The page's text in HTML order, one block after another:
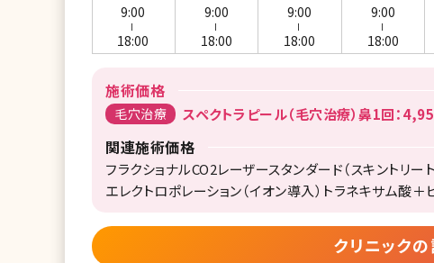
9:00
18:00
9:00
18:00
9:00
18:00
9:00
18:00
施術価格
毛穴治療 スペクトラピール（毛穴治療）鼻1回：
関連施術価格
フラクショナルCO2レーザースタンダード（スキントリー
エレクトロポレーション（イオン導入）トラネキサム酸
クリニック